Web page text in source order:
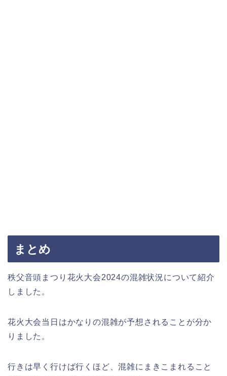
まとめ
秩父音頭まつり花火大会2024の混雑状況について紹介
しました。
花火大会当日はかなりの混雑が予想されることが分か
りました。
行きは早く行けば行くほど、混雑にまきこまれること